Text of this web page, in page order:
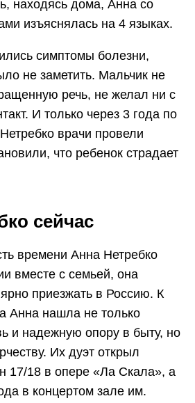
находясь дома, Анна со
изъяснялась на 4 языках.
симптомы болезни,
не заметить. Мальчик не
речь, не желал ни с
И только через 3 года по
врачи провели
что ребенок страдает
сейчас
времени Анна Нетребко
вместе с семьей, она
приезжать в Россию. К
Анна нашла не только
и надежную опору в быту, но
Их дуэт открыл
17/18 в опере «Ла Скала», а
в концертом зале им.